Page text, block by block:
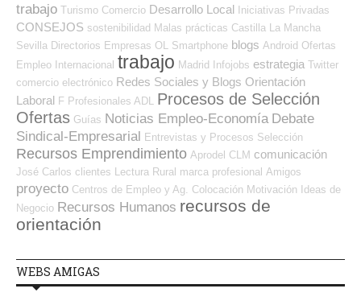
trabajo Turismo Comercio Desarrollo Local Iniciativas Privadas
CONSEJOS sostenibilidad Malas prácticas Castilla La Mancha
Sevilla Directorios Empresas OL Smartphone blogs Android Ofertas
Empleo Internacional trabajo Madrid Infojobs estrategia Twitter
comercio electrónico Redes Sociales y Blogs Orientación
Laboral F Profesionales ADL
Procesos de Selección
Ofertas Guías Noticias Empleo-Economía Debate
Sindical-Empresarial Entrevistas y Procesos Selección
Recursos Emprendimiento Aprodel CLM comunicación
José Carlos clientes Lectura Rural marca profesional Amigos
proyecto Centros de Empleo y Ag. Colocación Motivación Ideas de
Negocio Recursos Humanos recursos de
orientación
WEBS AMIGAS